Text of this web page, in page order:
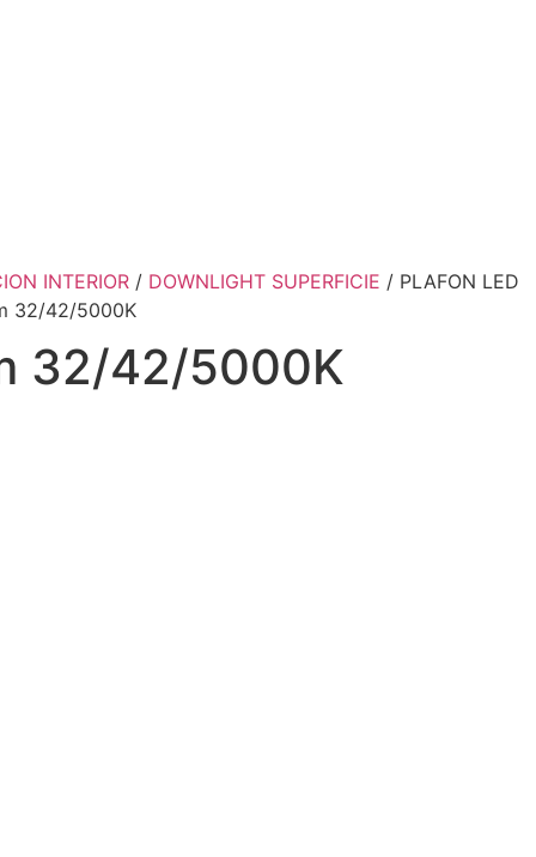
INTERIOR / DOWNLIGHT SUPERFICIE / PLAFON LED
32/42/5000K
32/42/5000K